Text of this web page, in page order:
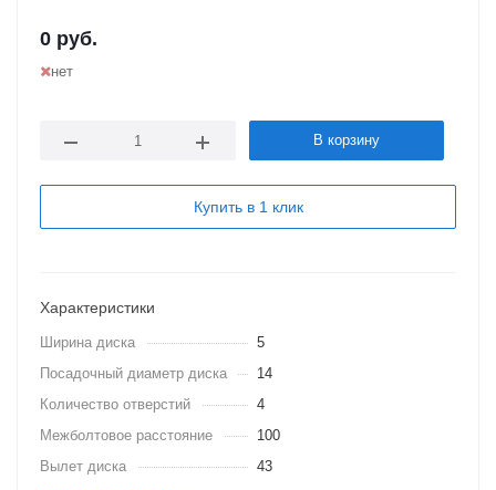
0 руб.
нет
В корзину
Купить в 1 клик
Характеристики
Ширина диска
5
Посадочный диаметр диска
14
Количество отверстий
4
Межболтовое расстояние
100
Вылет диска
43